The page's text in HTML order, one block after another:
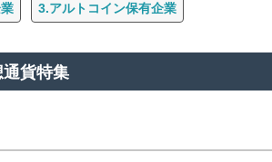
3.アルトコイン保有企業
貨特集